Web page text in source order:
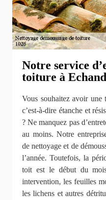
Notre service
toiture à
Vous souhaitez avoir une
c’est-à-dire étanche et
? Ne manquez pas
au moins. Notre
de nettoyage et de
l’année. Toutefois, la
toit est le début du
intervention, les feuilles
les lichens et autres